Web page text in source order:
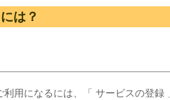
は？
利用になるには、「 サービスの登